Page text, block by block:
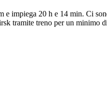
impiega 20 h e 14 min. Ci
tramite treno per un minimo